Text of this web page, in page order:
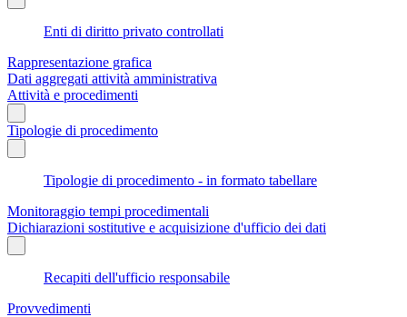
Enti di diritto privato controllati
Rappresentazione grafica
Dati aggregati attività amministrativa
Attività e procedimenti
Tipologie di procedimento
Tipologie di procedimento - in formato tabellare
Monitoraggio tempi procedimentali
Dichiarazioni sostitutive e acquisizione d'ufficio dei dati
Recapiti dell'ufficio responsabile
Provvedimenti